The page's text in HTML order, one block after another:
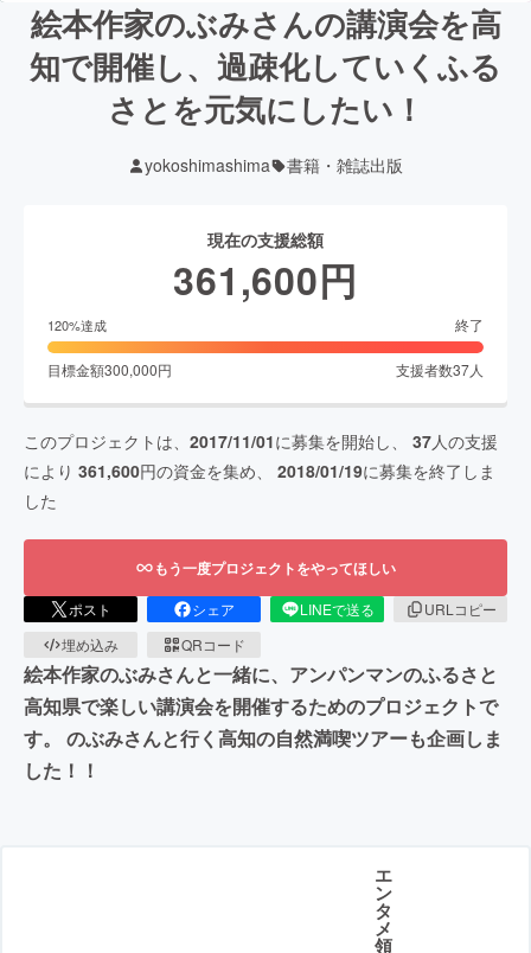
絵本作家のぶみさんの講演会を高
知で開催し、過疎化していくふる
さとを元気にしたい！
yokoshimashima 書籍・雑誌出版
現在の支援総額
361,600円
120%達成 終了
目標金額300,000円 支援者数37人
このプロジェクトは、 2017/11/01に募集を開始し、 37人の支援
により 361,600円の資金を集め、 2018/01/19に募集を終了しま
した
もう一度プロジェクトをやってほしい
ポスト シェア LINEで送る
URLコピー
埋め込み
QRコード
絵本作家のぶみさんと一緒に、アンパンマンのふるさと
高知県で楽しい講演会を開催するためのプロジェクトで
す。 のぶみさんと行く高知の自然満喫ツアーも企画しま
した！！
エ
ン
タ
メ
領